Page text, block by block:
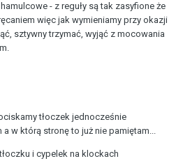
- z reguły są tak zasyfione że
więc jak wymieniamy przy okazji
sztywny trzymać, wyjąć z mocowania
tłoczek jednocześnie
w którą stronę to już nie pamiętam...
i cypelek na klockach